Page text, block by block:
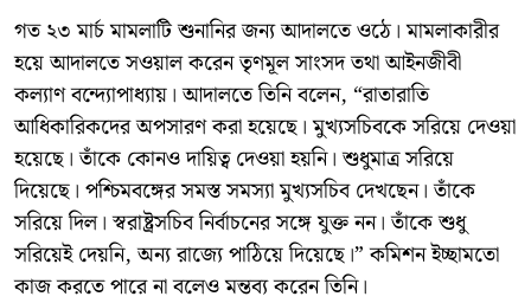
গত ২৩ মার্চ মামলাটি শুনানির জন্য আদালতে ওঠে। মামলাকারীর
হয়ে আদালতে সওয়াল করেন তৃণমূল সাংসদ তথা আইনজীবী
কল্যাণ বন্দ্যোপাধ্যায়। আদালতে তিনি বলেন, “রাতারাতি
আধিকারিকদের অপসারণ করা হয়েছে। মুখ্যসচিবকে সরিয়ে দেওয়া
হয়েছে। তাঁকে কোনও দায়িত্ব দেওয়া হয়নি। শুধুমাত্র সরিয়ে
দিয়েছে। পশ্চিমবঙ্গের সমস্ত সমস্যা মুখ্যসচিব দেখছেন। তাঁকে
সরিয়ে দিল। স্বরাষ্ট্রসচিব নির্বাচনের সঙ্গে যুক্ত নন। তাঁকে শুধু
সরিয়েই দেয়নি, অন্য রাজ্যে পাঠিয়ে দিয়েছে।” কমিশন ইচ্ছামতো
কাজ করতে পারে না বলেও মন্তব্য করেন তিনি।